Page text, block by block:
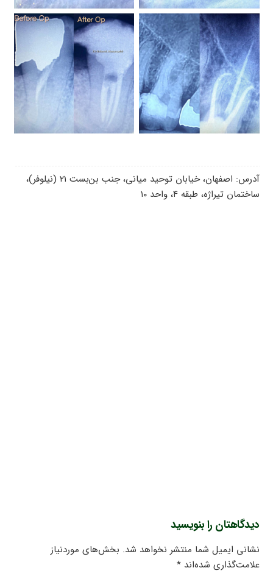
آدرس: اصفهان، خیابان توحید میانی، جنب بن‌بست ۲۱ (نیلوفر)،
ساختمان تیراژه، طبقه ۴، واحد ۱۰
دیدگاهتان را بنویسید
نشانی ایمیل شما منتشر نخواهد شد. بخش‌های موردنیاز
علامت‌گذاری شده‌اند*